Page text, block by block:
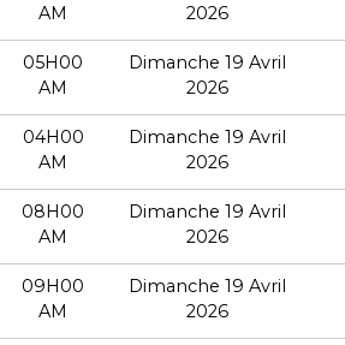
AM
2026
05H00
AM
Dimanche 19 Avril
2026
04H00
AM
Dimanche 19 Avril
2026
08H00
AM
Dimanche 19 Avril
2026
09H00
AM
Dimanche 19 Avril
2026